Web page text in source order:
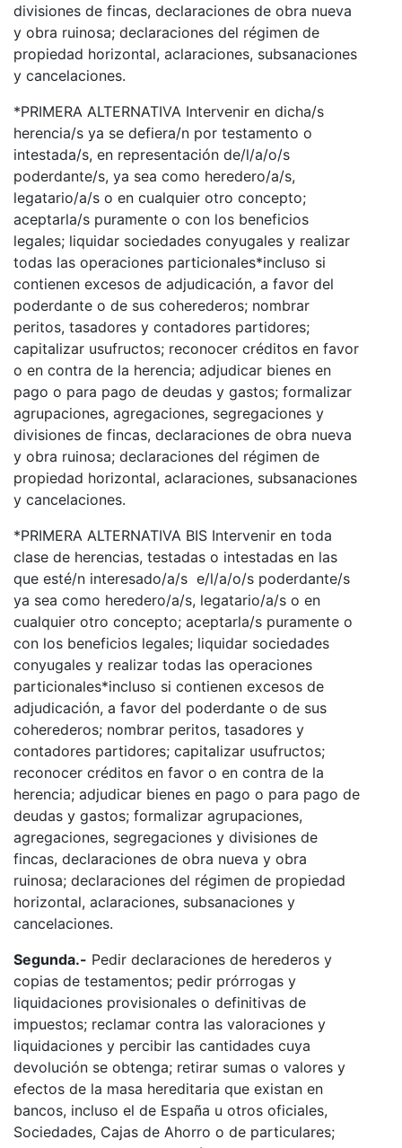
divisiones de fincas, declaraciones de obra nueva
y obra ruinosa; declaraciones del régimen de
propiedad horizontal, aclaraciones, subsanaciones
y cancelaciones.
*PRIMERA ALTERNATIVA Intervenir en dicha/s
herencia/s ya se defiera/n por testamento o
intestada/s, en representación de/l/a/o/s
poderdante/s, ya sea como heredero/a/s,
legatario/a/s o en cualquier otro concepto;
aceptarla/s puramente o con los beneficios
legales; liquidar sociedades conyugales y realizar
todas las operaciones particionales*incluso si
contienen excesos de adjudicación, a favor del
poderdante o de sus coherederos; nombrar
peritos, tasadores y contadores partidores;
capitalizar usufructos; reconocer créditos en favor
o en contra de la herencia; adjudicar bienes en
pago o para pago de deudas y gastos; formalizar
agrupaciones, agregaciones, segregaciones y
divisiones de fincas, declaraciones de obra nueva
y obra ruinosa; declaraciones del régimen de
propiedad horizontal, aclaraciones, subsanaciones
y cancelaciones.
*PRIMERA ALTERNATIVA BIS Intervenir en toda
clase de herencias, testadas o intestadas en las
que esté/n interesado/a/s e/l/a/o/s poderdante/s
ya sea como heredero/a/s, legatario/a/s o en
cualquier otro concepto; aceptarla/s puramente o
con los beneficios legales; liquidar sociedades
conyugales y realizar todas las operaciones
particionales*incluso si contienen excesos de
adjudicación, a favor del poderdante o de sus
coherederos; nombrar peritos, tasadores y
contadores partidores; capitalizar usufructos;
reconocer créditos en favor o en contra de la
herencia; adjudicar bienes en pago o para pago de
deudas y gastos; formalizar agrupaciones,
agregaciones, segregaciones y divisiones de
fincas, declaraciones de obra nueva y obra
ruinosa; declaraciones del régimen de propiedad
horizontal, aclaraciones, subsanaciones y
cancelaciones.
Segunda.- Pedir declaraciones de herederos y
copias de testamentos; pedir prórrogas y
liquidaciones provisionales o definitivas de
impuestos; reclamar contra las valoraciones y
liquidaciones y percibir las cantidades cuya
devolución se obtenga; retirar sumas o valores y
efectos de la masa hereditaria que existan en
bancos, incluso el de España u otros oficiales,
Sociedades, Cajas de Ahorro o de particulares;